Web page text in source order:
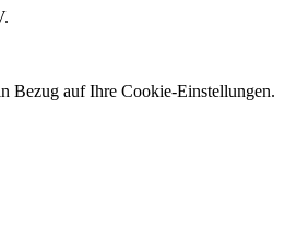
Bezug auf Ihre Cookie-Einstellungen.​